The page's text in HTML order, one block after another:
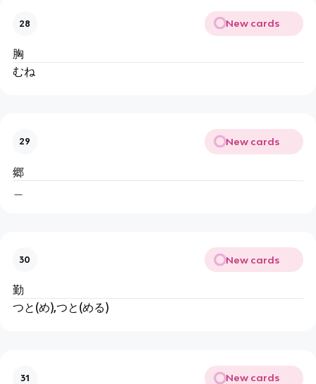
28 New cards
胸
むね
29 New cards
郷
30 New cards
勤
つと(め),つと(める)
31 New cards